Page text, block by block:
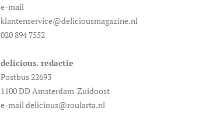
e-mail
klantenservice@deliciousmagazine.nl
020 894 7552
delicious. redactie
Postbus 22693
1100 DD Amsterdam-Zuidoost
e-mail delicious@roularta.nl